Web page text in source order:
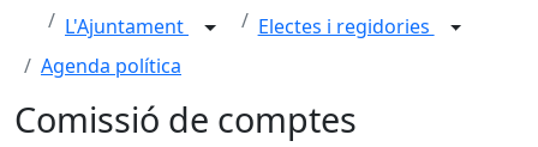
L'Ajuntament
Electes i regidories
Agenda política
Comissió de comptes